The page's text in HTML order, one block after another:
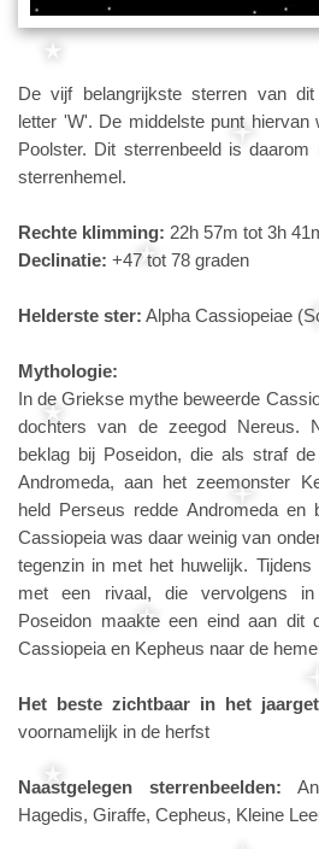
De vijf belangrijkste sterren van
letter 'W'. De middelste punt
Poolster. Dit sterrenbeeld is
sterrenhemel.
Rechte klimming: 22h 57m tot 3h
Declinatie: +47 tot 78 graden
Helderste ster: Alpha Cassiopeiae
Mythologie:
In de Griekse mythe beweerde
dochters van de zeegod Nereus.
beklag bij Poseidon, die als straf
Andromeda, aan het zeemonster
held Perseus redde Andromeda en
Cassiopeia was daar weinig van
tegenzin in met het huwelijk.
met een rivaal, die vervolgens in
Poseidon maakte een eind aan dit
Cassiopeia en Kepheus naar de
Het beste zichtbaar in het
voornamelijk in de herfst
Naastgelegen sterrenbeelden:
Hagedis, Giraffe, Cepheus, Kleine